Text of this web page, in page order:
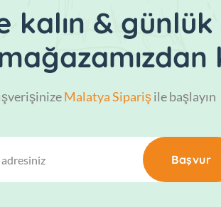
kalın & günlük
Malatya Siparişile başlayın
Başvur